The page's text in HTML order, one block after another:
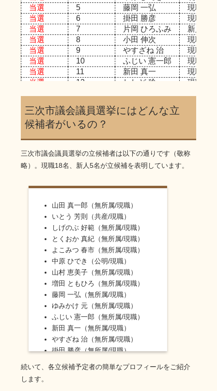
当選
5 藤岡 一弘
現職
当選
6 掛田 勝彦
現職
当選
7 片岡 ひろふみ
新人
当選
8 小田 伸次
現職
当選
9 やすざね 治
現職
当選
10 ふじい 憲一郎
現職
当選
11 新田 真一
現職
当選
12 ししど 稔
現職
14
当選
15 さいみ 克浩
当選
16
当選
19 ゆみかけ 元
現職
当選
20 いとう 芳則
当選
22 よこみつ 春市
三次市議会議員選挙にはどんな立
候補者がいるの？
三次市議会議員選挙の立候補者は以下の通りです（敬称
略）。現職18名、新人5名が立候補を表明しています。
山田 真一郎（無所属/現職）
いとう 芳則（共産/現職）
しげのぶ 好範（無所属/現職）
とくおか 真紀（無所属/現職）
よこみつ 春市（無所属/現職）
中原 ひでき（公明/現職）
山村 恵美子（無所属/現職）
増田 ともひろ（無所属/現職）
藤岡 一弘（無所属/現職）
ゆみかけ 元（無所属/現職）
ふじい 憲一郎（無所属/現職）
新田 真一（無所属/現職）
やすざね 治（無所属/現職）
掛田 勝彦（無所属/現職）
小田 伸次（無所属/現職）
柏井 孝次（無所属/新人）
続いて、各立候補予定者の簡単なプロフィールをご紹介
します。